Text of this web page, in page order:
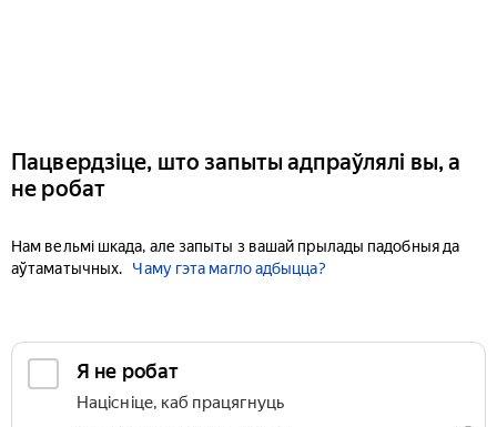
Пацвердзіце, што запыты адпраўлялі вы, а
не робат
Нам вельмі шкада, але запыты з вашай прылады падобныя да
аўтаматычных.
Чаму гэта магло адбыцца?
Я не робат
Націсніце, каб працягнуць